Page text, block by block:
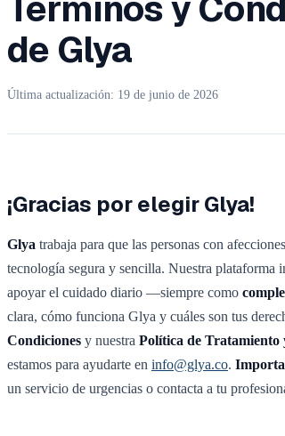
de Glya
Última actualización: 19 de junio de 2026
¡Gracias por elegir Glya!
Glya trabaja para que las personas con
tecnología segura y sencilla. Nuestra plataforma
apoyar el cuidado diario —siempre como
clara, cómo funciona Glya y cuáles son tus
Condiciones y nuestra Política de Tratamiento
estamos para ayudarte en info@glya.co.
un servicio de urgencias o contacta a tu